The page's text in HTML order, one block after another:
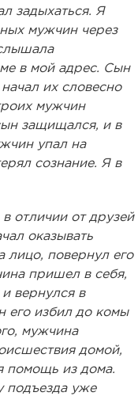
задыхаться. Я
мужчин через
в мой адрес. Сын
их словесно
мужчин
защищался, и в
упал на
сознание. Я в
отличии от друзей
оказывать
повернул его
пришел в себя,
вернулся в
его избил до комы
мужчина
домой,
помощь из дома.
подъезда уже